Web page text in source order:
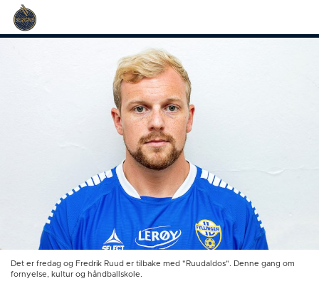
Det er fredag og Fredrik Ruud er tilbake med "Ruudaldos". Denne gang om
fornyelse, kultur og håndballskole.